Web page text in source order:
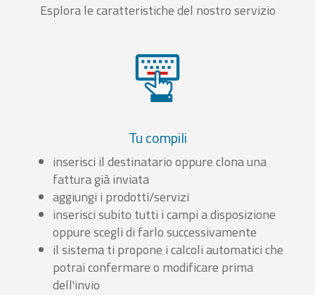
Esplora le caratteristiche del nostro servizio
Tu compili
inserisci il destinatario oppure clona una
fattura già inviata
aggiungi i prodotti/servizi
inserisci subito tutti i campi a disposizione
oppure scegli di farlo successivamente
il sistema ti propone i calcoli automatici che
potrai confermare o modificare prima
dell'invio